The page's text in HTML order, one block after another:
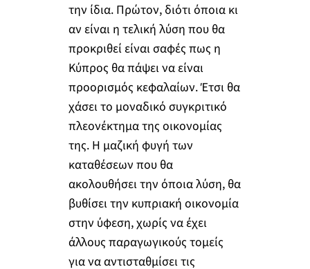
την ίδια. Πρώτον, διότι όποια κι
αν είναι η τελική λύση που θα
προκριθεί είναι σαφές πως η
Κύπρος θα πάψει να είναι
προορισμός κεφαλαίων. Έτσι θα
χάσει το μοναδικό συγκριτικό
πλεονέκτημα της οικονομίας
της. Η μαζική φυγή των
καταθέσεων που θα
ακολουθήσει την όποια λύση, θα
βυθίσει την κυπριακή οικονομία
στην ύφεση, χωρίς να έχει
άλλους παραγωγικούς τομείς
για να αντισταθμίσει τις